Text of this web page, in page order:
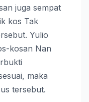
juga sempat
kos Tak
Yulio
kosan Nan
maka
tersebut.